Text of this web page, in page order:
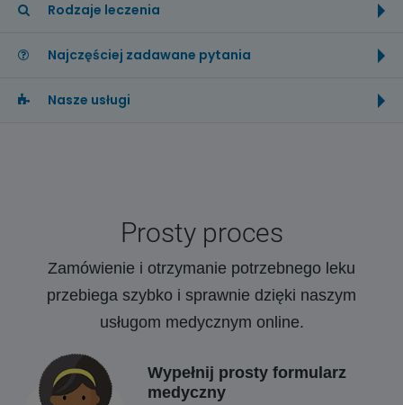
Rodzaje leczenia
Najczęściej zadawane pytania
Nasze usługi
Prosty proces
Zamówienie i otrzymanie potrzebnego leku
przebiega szybko i sprawnie dzięki naszym
usługom medycznym online.
Wypełnij prosty formularz
medyczny